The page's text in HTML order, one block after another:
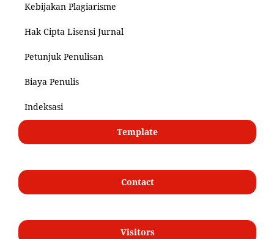
Kebijakan Plagiarisme
Hak Cipta Lisensi Jurnal
Petunjuk Penulisan
Biaya Penulis
Indeksasi
Template
Contact
Visitors